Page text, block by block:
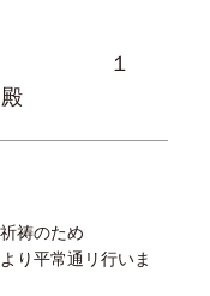
の日
１
祷のため
より平常通リ行いま